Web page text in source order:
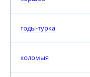
годы-турка
коломыя